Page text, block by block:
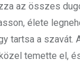
az összes
élete
tartsa a szavát.
temette el,